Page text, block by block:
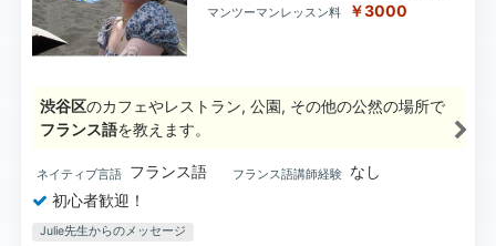
マンツーマンレッスン料 ￥3000
渋谷区のカフェやレストラン, 公園, その他の公然の場所で
フランス語を教えます。
ネイティブ言語 フランス語 フランス語講師経験
なし
初心者歓迎！
Julie先生からのメッセージ